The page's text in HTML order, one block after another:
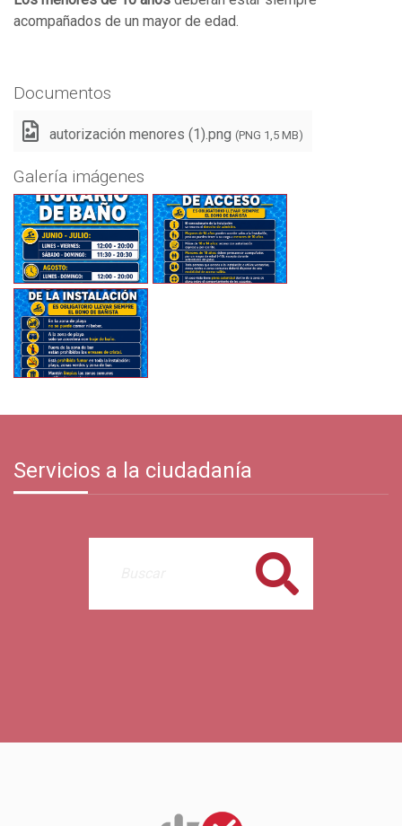
acompañados de un mayor de edad.
Documentos
autorización menores (1).png (PNG 1,5 MB)
Galería imágenes
Servicios a la ciudadanía
Buscar